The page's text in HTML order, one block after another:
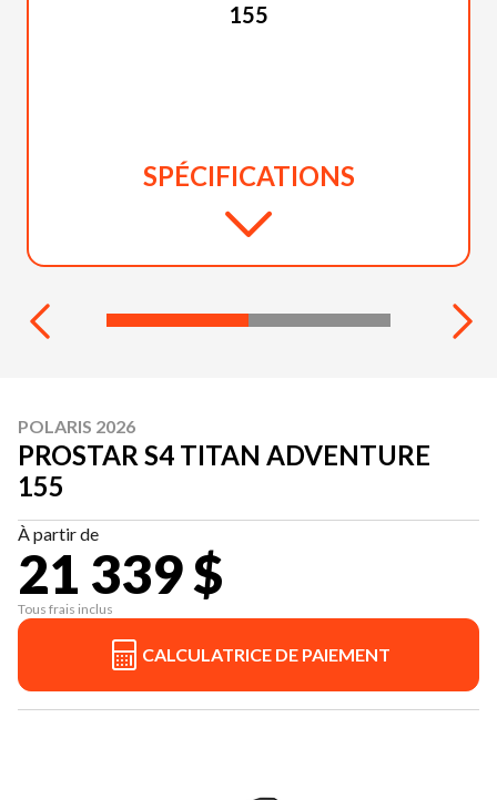
155
SPÉCIFICATIONS
POLARIS 2026
PROSTAR S4 TITAN ADVENTURE
155
À partir de
21 339 $
Tous frais inclus
CALCULATRICE DE PAIEMENT